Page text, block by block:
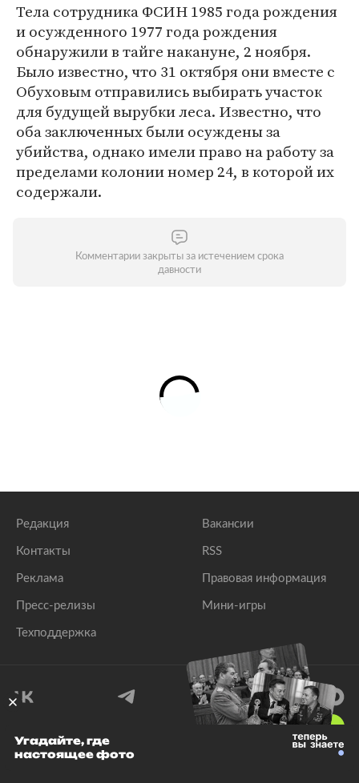
Тела сотрудника ФСИН 1985 года рождения
и осужденного 1977 года рождения
обнаружили в тайге накануне, 2 ноября.
Было известно, что 31 октября они вместе с
Обуховым отправились выбирать участок
для будущей вырубки леса. Известно, что
оба заключенных были осуждены за
убийства, однако имели право на работу за
пределами колонии номер 24, в которой их
содержали.
Комментарии закрыты за истечением срока
давности
Редакция
Контакты
Реклама
Пресс-релизы
Техподдержка
Вакансии
RSS
Правовая информация
Мини-игры
© 1999–2026 Все права защищены.
Угадайте, где
настоящее фото